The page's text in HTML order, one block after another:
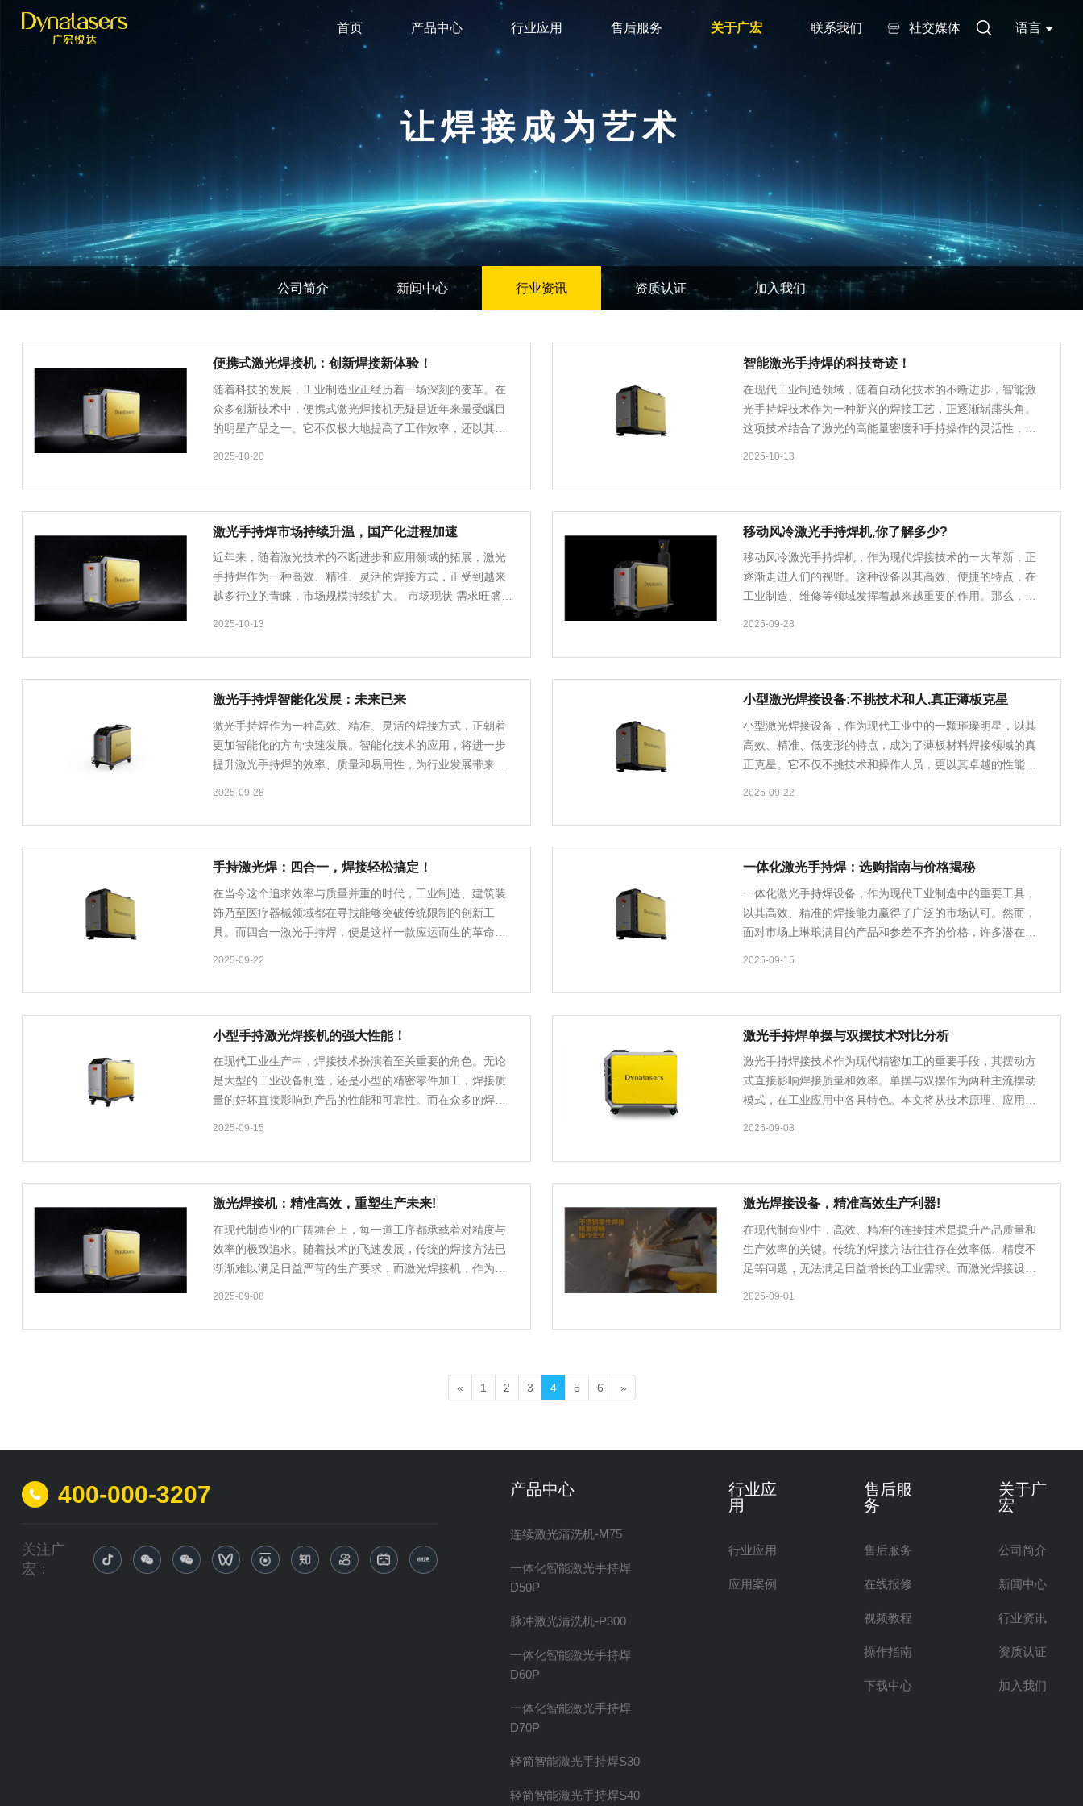
语言
社交媒体
首页 产品中心 行业应用 售后服务 关于广宏 联系我们
让焊接成为艺术
公司简介 新闻中心 行业资讯 资质认证 加入我们
便携式激光焊接机：创新焊接新体验！
随着科技的发展，工业制造业正经历着一场深刻的变革。在
众多创新技术中，便携式激光焊接机无疑是近年来最受瞩目
的明星产品之一。它不仅极大地提高了工作效率，还以其独
2025-10-20
智能激光手持焊的科技奇迹！
在现代工业制造领域，随着自动化技术的不断进步，智能激
光手持焊技术作为一种新兴的焊接工艺，正逐渐崭露头角。
这项技术结合了激光的高能量密度和手持操作的灵活性，不
2025-10-13
激光手持焊市场持续升温，国产化进程加速
近年来，随着激光技术的不断进步和应用领域的拓展，激光
手持焊作为一种高效、精准、灵活的焊接方式，正受到越来
越多行业的青睐，市场规模持续扩大。 市场现状 需求旺盛：
2025-10-13
移动风冷激光手持焊机,你了解多少?
移动风冷激光手持焊机，作为现代焊接技术的一大革新，正
逐渐走进人们的视野。这种设备以其高效、便捷的特点，在
工业制造、维修等领域发挥着越来越重要的作用。那么，关
2025-09-28
激光手持焊智能化发展：未来已来
激光手持焊作为一种高效、精准、灵活的焊接方式，正朝着
更加智能化的方向快速发展。智能化技术的应用，将进一步
提升激光手持焊的效率、质量和易用性，为行业发展带来新
2025-09-28
小型激光焊接设备:不挑技术和人,真正薄板克星
小型激光焊接设备，作为现代工业中的一颗璀璨明星，以其
高效、精准、低变形的特点，成为了薄板材料焊接领域的真
正克星。它不仅不挑技术和操作人员，更以其卓越的性能，
2025-09-22
​手持激光焊：四合一，焊接轻松搞定！
在当今这个追求效率与质量并重的时代，工业制造、建筑装
饰乃至医疗器械领域都在寻找能够突破传统限制的创新工
具。而四合一激光手持焊，便是这样一款应运而生的革命性
2025-09-22
一体化激光手持焊：选购指南与价格揭秘
一体化激光手持焊设备，作为现代工业制造中的重要工具，
以其高效、精准的焊接能力赢得了广泛的市场认可。然而，
面对市场上琳琅满目的产品和参差不齐的价格，许多潜在用
2025-09-15
小型手持激光焊接机的强大性能！
在现代工业生产中，焊接技术扮演着至关重要的角色。无论
是大型的工业设备制造，还是小型的精密零件加工，焊接质
量的好坏直接影响到产品的性能和可靠性。而在众多的焊接
2025-09-15
激光手持焊单摆与双摆技术对比分析
激光手持焊接技术作为现代精密加工的重要手段，其摆动方
式直接影响焊接质量和效率。单摆与双摆作为两种主流摆动
模式，在工业应用中各具特色。本文将从技术原理、应用场
2025-09-08
激光焊接机：精准高效，重塑生产未来!
在现代制造业的广阔舞台上，每一道工序都承载着对精度与
效率的极致追求。随着技术的飞速发展，传统的焊接方法已
渐渐难以满足日益严苛的生产要求，而激光焊接机，作为这
2025-09-08
激光焊接设备，精准高效生产利器!
在现代制造业中，高效、精准的连接技术是提升产品质量和
生产效率的关键。传统的焊接方法往往存在效率低、精度不
足等问题，无法满足日益增长的工业需求。而激光焊接设备
2025-09-01
« 1 2 3 4 5 6 »
400-000-3207
关注广
宏：
产品中心
连续激光清洗机-M75
一体化智能激光手持焊
D50P
脉冲激光清洗机-P300
一体化智能激光手持焊
D60P
一体化智能激光手持焊
D70P
轻简智能激光手持焊S30
轻简智能激光手持焊S40
行业应
用
行业应用
应用案例
售后服
务
售后服务
在线报修
视频教程
操作指南
下载中心
关于广
宏
公司简介
新闻中心
行业资讯
资质认证
加入我们